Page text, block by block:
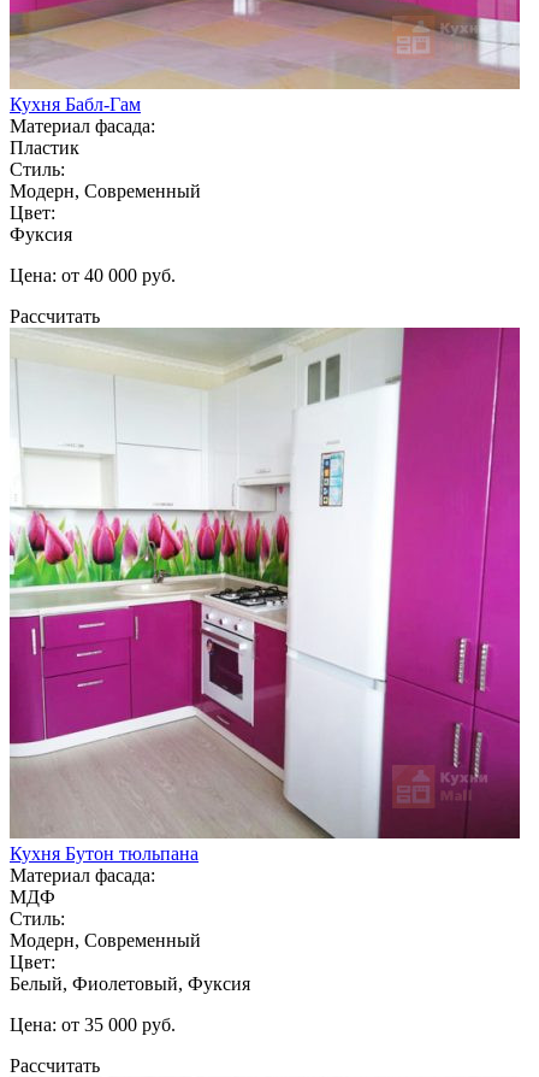
Кухня Бабл-Гам
Материал фасада:
Пластик
Стиль:
Модерн, Современный
Цвет:
Фуксия
Цена: от 40 000 руб.
Рассчитать
Кухня Бутон тюльпана
Материал фасада:
МДФ
Стиль:
Модерн, Современный
Цвет:
Белый, Фиолетовый, Фуксия
Цена: от 35 000 руб.
Рассчитать